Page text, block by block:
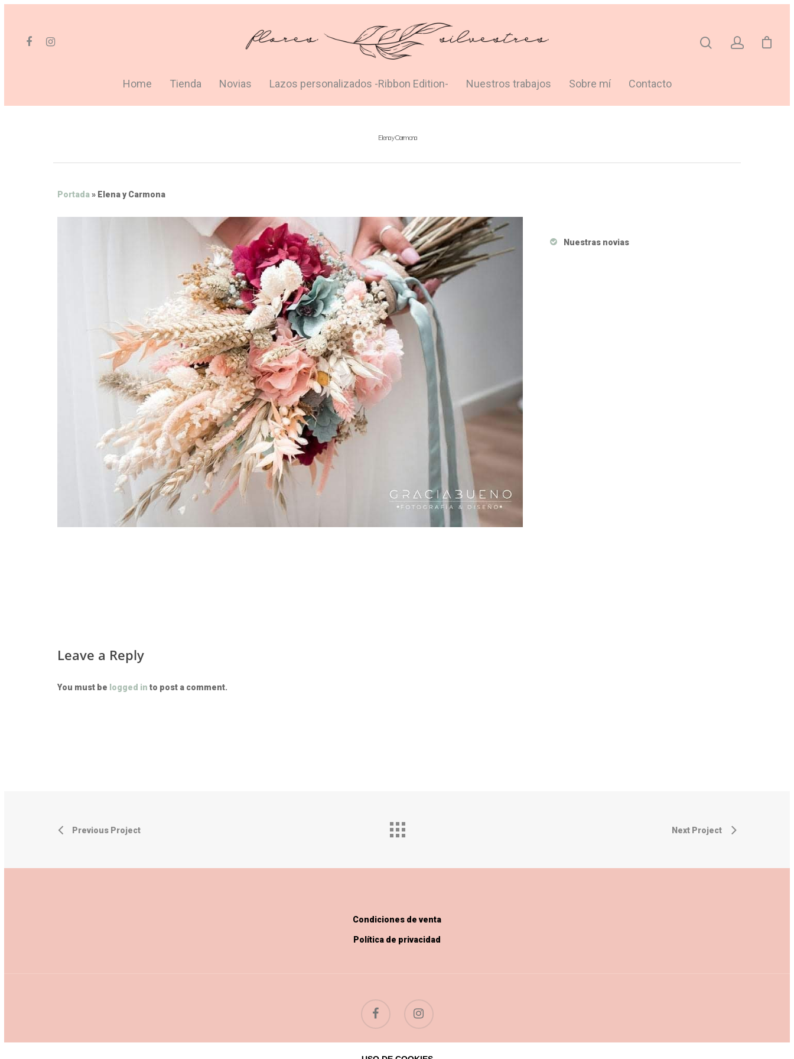
Hit enter to search or ESC to close
Home Tienda Novias Lazos personalizados -Ribbon Edition- Nuestros trabajos Sobre mí Contacto
Elena y Carmona
Portada» Elena y Carmona
Nuestras novias
Leave a Reply
You must be logged in to post a comment.
Previous Project Next Project
Condiciones de venta
Política de privacidad